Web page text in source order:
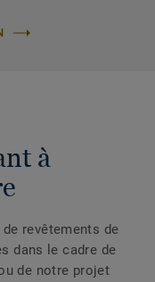
à
revêtements de
dans le cadre de
de notre projet